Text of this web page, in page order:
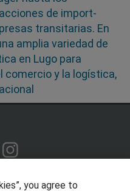
de import-
transitarias. En
amplia variedad de
en Lugo para
comercio y la logística,
you agree to